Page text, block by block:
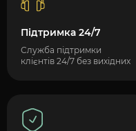
Підтримка 24/7
Служба підтримки
клієнтів 24/7 без вихідних